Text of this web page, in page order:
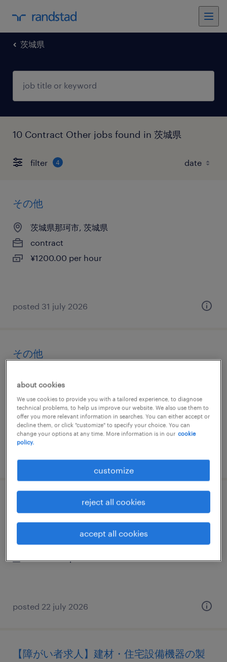
茨城県
10 Contract Other jobs found in 茨城県
filter 4
その他
茨城県那珂市, 茨城県
contract
¥1200.00 per hour
posted 31 july 2026
その他
¥1100.00 per hour
contract
¥1500.00 per hour
posted 22 july 2026
【障がい者求人】建材・住宅設備機器の製
about cookies
We use cookies to provide you with a tailored experience, to diagnose
technical problems, to help us improve our website. We also use them to
offer you more relevant information in searches. You can either accept or
decline them, or click "customize" to specify your choice. You can
change your options at any time. More information is in our cookie
policy.
customize
reject all cookies
accept all cookies